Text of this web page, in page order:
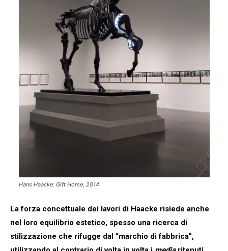
Hans Haacke: Gift Horse, 2014
La forza concettuale dei lavori di Haacke risiede anche
nel loro equilibrio estetico, spesso una ricerca di
stilizzazione che rifugge dal “marchio di fabbrica”,